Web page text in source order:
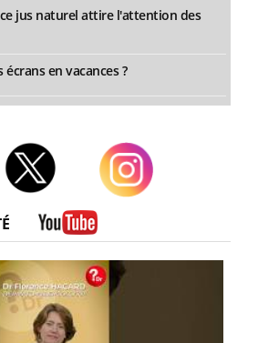
jus naturel attire l'attention des
en vacances ?